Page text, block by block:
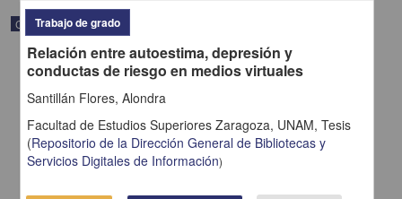
Correspondencia postal
Trabajo de grado
Relación entre autoestima, depresión y
conductas de riesgo en medios virtuales
Santillán Flores, Alondra
Facultad de Estudios Superiores Zaragoza, UNAM, Tesis
(Repositorio de la Dirección General de Bibliotecas y
Servicios Digitales de Información)